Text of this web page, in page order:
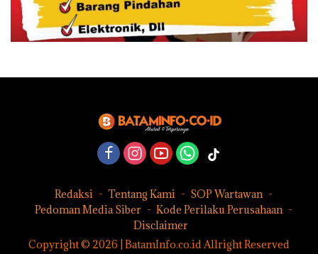
Redaksi Tentang Kami
SOP Wartawan
Pedoman Media Siber
Kode Perilaku Perusahaan
Disclaimer
Copyright © 2026 | BatamInfo.co.id Allright Reserved